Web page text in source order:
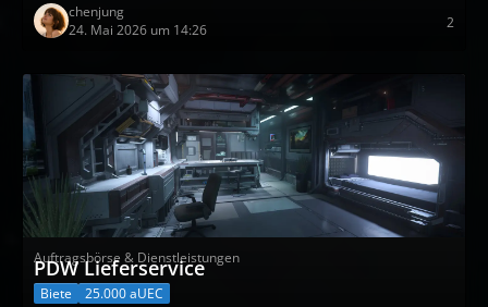
chenjung
24. Mai 2026 um 14:26
2
Auftragsbörse & Dienstleistungen
PDW Lieferservice
Biete 25.000 aUEC